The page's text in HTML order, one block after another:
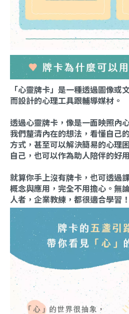
「心靈牌卡」是一種透過圖像或
而設計的心理工具跟輔導媒材。
透過心靈牌卡，像是一面映照內
我們釐清內在的想法，看懂自己
方式，甚至可以解決簡易的心理
自己，也可以作為助人陪伴的好
就算你手上沒有牌卡，也可透過
概念與應用，完全不用擔心。無
人者，企業教練，都很適合學習！